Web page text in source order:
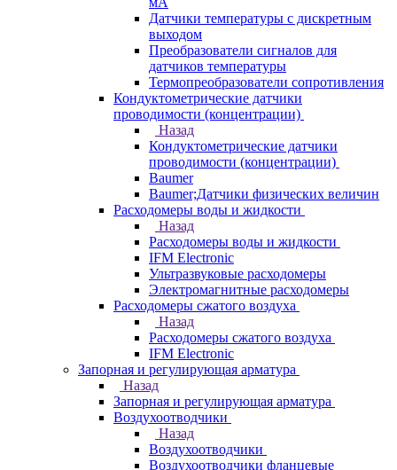
Датчики температуры с дискретным
выходом
Преобразователи сигналов для
датчиков температуры
Термопреобразователи сопротивления
Кондуктометрические датчики
проводимости (концентрации)
Назад
Кондуктометрические датчики
проводимости (концентрации)
Baumer
Baumer;Датчики физических величин
Расходомеры воды и жидкости
Назад
Расходомеры воды и жидкости
IFM Electronic
Ультразвуковые расходомеры
Электромагнитные расходомеры
Расходомеры сжатого воздуха
Назад
Расходомеры сжатого воздуха
IFM Electronic
Запорная и регулирующая арматура
Назад
Запорная и регулирующая арматура
Воздухоотводчики
Назад
Воздухоотводчики
Воздухоотводчики фланцевые